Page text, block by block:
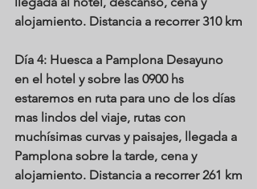
alojamiento. Distancia a recorrer 310 km
Día 4: Huesca a Pamplona Desayuno
en el hotel y sobre las 0900 hs
estaremos en ruta para uno de los días
mas lindos del viaje, rutas con
muchísimas curvas y paisajes, llegada a
Pamplona sobre la tarde, cena y
alojamiento. Distancia a recorrer 261 km